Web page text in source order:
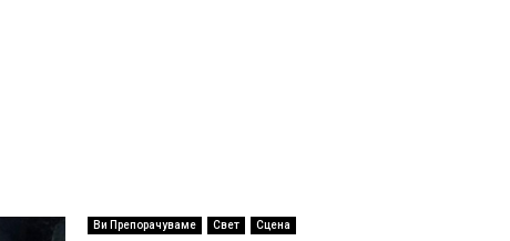
Ви Препорачуваме Свет Сцена